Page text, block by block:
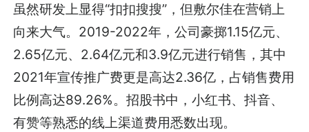
虽然研发上显得“扣扣搜搜”，但敷尔佳在营销上
向来大气。2019-2022年，公司豪掷1.15亿元、
2.65亿元、2.64亿元和3.9亿元进行销售，其中
2021年宣传推广费更是高达2.36亿，占销售费用
比例高达89.26%。招股书中，小红书、抖音、
有赞等熟悉的线上渠道费用悉数出现。